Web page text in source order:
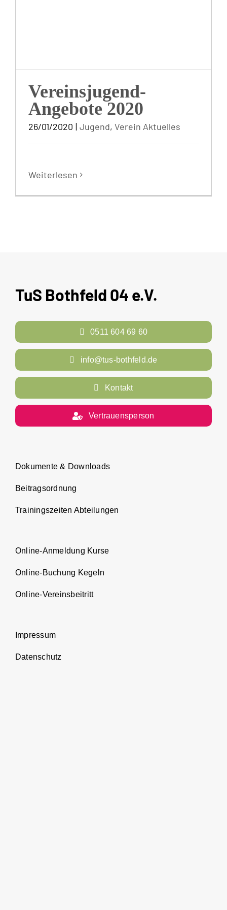
Vereinsjugend-
Angebote 2020
26/01/2020 | Jugend, Verein Aktuelles
Weiterlesen
TuS Bothfeld 04 e.V.
0511 604 69 60
info@tus-bothfeld.de
Kontakt
Vertrauensperson
Dokumente & Downloads
Beitragsordnung
Trainingszeiten Abteilungen
Online-Anmeldung Kurse
Online-Buchung Kegeln
Online-Vereinsbeitritt
Impressum
Datenschutz